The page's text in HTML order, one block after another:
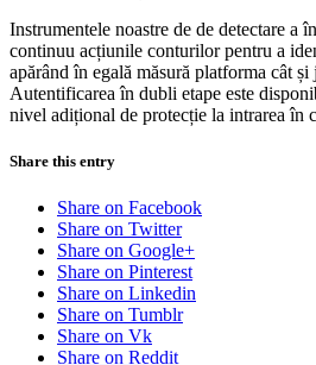
Instrumentele noastre de de detectare a
continuu acțiunile conturilor pentru a
apărând în egală măsură platforma cât
Autentificarea în dubli etape este
nivel adițional de protecție la intrarea în
Share this entry
Share on Facebook
Share on Twitter
Share on Google+
Share on Pinterest
Share on Linkedin
Share on Tumblr
Share on Vk
Share on Reddit